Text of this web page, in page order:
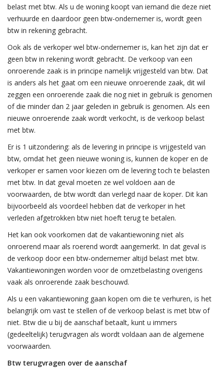
belast met btw. Als u de woning koopt van iemand die deze niet
verhuurde en daardoor geen btw-ondernemer is, wordt geen
btw in rekening gebracht.
Ook als de verkoper wel btw-ondernemer is, kan het zijn dat er
geen btw in rekening wordt gebracht. De verkoop van een
onroerende zaak is in principe namelijk vrijgesteld van btw. Dat
is anders als het gaat om een nieuwe onroerende zaak, dit wil
zeggen een onroerende zaak die nog niet in gebruik is genomen
of die minder dan 2 jaar geleden in gebruik is genomen. Als een
nieuwe onroerende zaak wordt verkocht, is de verkoop belast
met btw.
Er is 1 uitzondering: als de levering in principe is vrijgesteld van
btw, omdat het geen nieuwe woning is, kunnen de koper en de
verkoper er samen voor kiezen om de levering toch te belasten
met btw. In dat geval moeten ze wel voldoen aan de
voorwaarden, de btw wordt dan verlegd naar de koper. Dit kan
bijvoorbeeld als voordeel hebben dat de verkoper in het
verleden afgetrokken btw niet hoeft terug te betalen.
Het kan ook voorkomen dat de vakantiewoning niet als
onroerend maar als roerend wordt aangemerkt. In dat geval is
de verkoop door een btw-ondernemer altijd belast met btw.
Vakantiewoningen worden voor de omzetbelasting overigens
vaak als onroerende zaak beschouwd.
Als u een vakantiewoning gaan kopen om die te verhuren, is het
belangrijk om vast te stellen of de verkoop belast is met btw of
niet. Btw die u bij de aanschaf betaalt, kunt u immers
(gedeeltelijk) terugvragen als wordt voldaan aan de algemene
voorwaarden.
Btw terugvragen over de aanschaf